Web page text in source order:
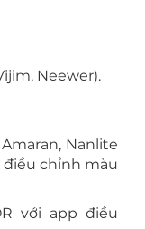
Neewer).
Nanlite
điều chỉnh màu
với app điều